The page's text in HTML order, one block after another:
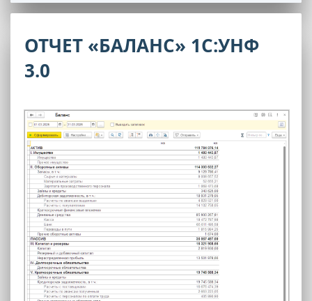
ОТЧЕТ «БАЛАНС» 1С:УНФ
3.0